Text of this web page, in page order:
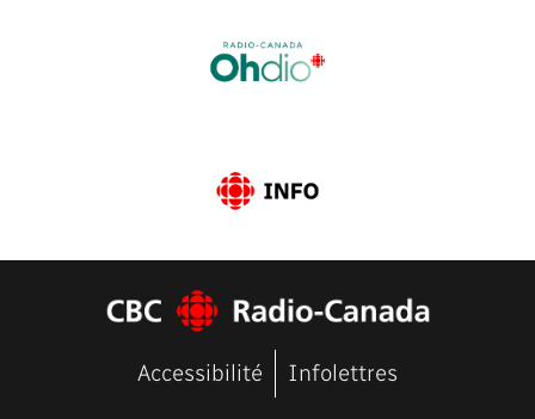
Accessibilité Infolettres